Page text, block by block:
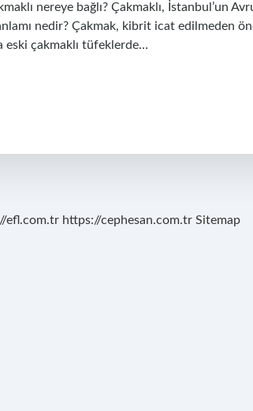
nereye bağlı? Çakmaklı, İstanbul’un
nedir? Çakmak, kibrit icat edilmeden
eski çakmaklı tüfeklerde…
efl.com.tr https://cephesan.com.tr Sitemap